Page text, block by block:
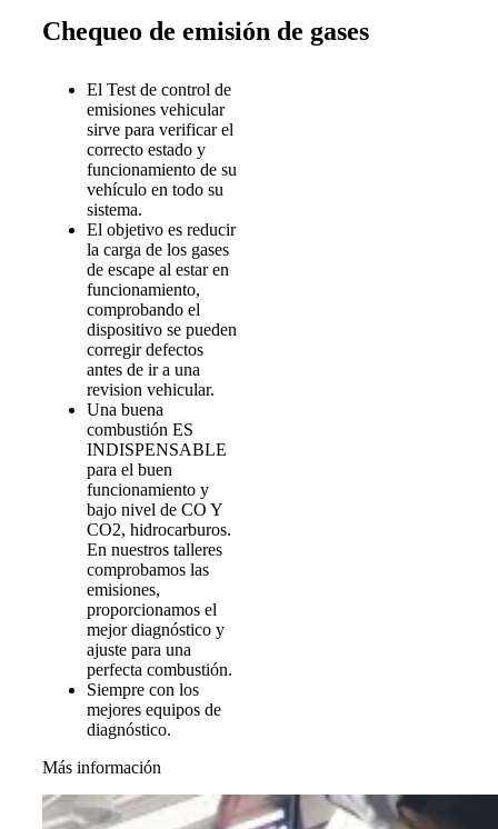
Chequeo de emisión de gases
El Test de control de
emisiones vehicular
sirve para verificar el
correcto estado y
funcionamiento de su
vehículo en todo su
sistema.
El objetivo es reducir
la carga de los gases
de escape al estar en
funcionamiento,
comprobando el
dispositivo se pueden
corregir defectos
antes de ir a una
revision vehicular.
Una buena
combustión ES
INDISPENSABLE
para el buen
funcionamiento y
bajo nivel de CO Y
CO2, hidrocarburos.
En nuestros talleres
comprobamos las
emisiones,
proporcionamos el
mejor diagnóstico y
ajuste para una
perfecta combustión.
Siempre con los
mejores equipos de
diagnóstico.
Más información